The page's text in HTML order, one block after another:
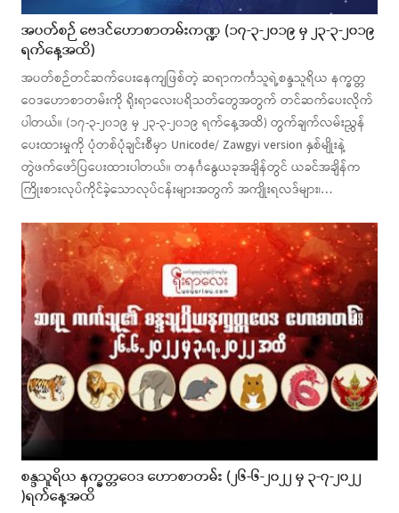
အပတ်စဉ် ဗေဒင်ဟောစာတမ်းကဏ္ဍ (၁၇-၃-၂၀၁၉ မှ ၂၃-၃-၂၀၁၉
ရက်နေ့အထိ)
အပတ်စဉ်တင်ဆက်ပေးနေကျဖြစ်တဲ့ ဆရာကင်္ကသူရဲ့စန္ဒသူရိယ နက္ခတ္တ
ဝေဒဟောစာတမ်းကို ရိုးရာလေးပရိသတ်တွေအတွက် တင်ဆက်ပေးလိုက်
ပါတယ်။ (၁၇-၃-၂၀၁၉ မှ ၂၃-၃-၂၀၁၉ ရက်နေ့အထိ) တွက်ချက်လမ်းညွှန်
ပေးထားမှုကို ပုံတစ်ပုံချင်းစီမှာ Unicode/ Zawgyi version နှစ်မျိုးနဲ့
တွဲဖက်ဖော်ပြပေးထားပါတယ်။ တနင်္ဂနွေယခုအချိန်တွင် ယခင်အချိန်က
ကြိုးစားလုပ်ကိုင်ခဲ့သောလုပ်ငန်းများအတွက် အကျိုးရလဒ်များ၊…
စန္ဒသူရိယ နက္ခတ္တဝေဒ ဟောစာတမ်း (၂၆-၆-၂၀၂၂ မှ ၃-၇-၂၀၂၂
)ရက်နေ့အထိ